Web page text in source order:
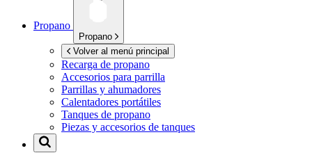
Propano
Propano
Volver al menú principal
Recarga de propano
Accesorios para parrilla
Parrillas y ahumadores
Calentadores portátiles
Tanques de propano
Piezas y accesorios de tanques